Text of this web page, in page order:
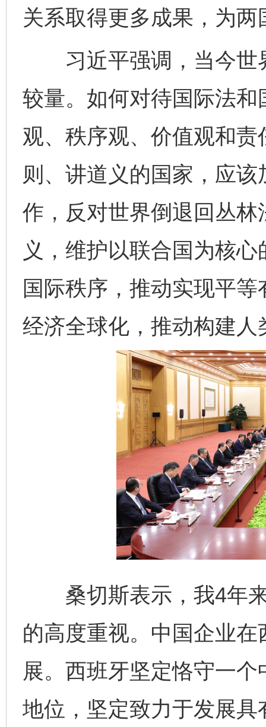
关系取得更多成果，为
习近平强调，当今世
较量。如何对待国际法
观、秩序观、价值观和
则、讲道义的国家，应
作，反对世界倒退回丛
义，维护以联合国为核
国际秩序，推动实现平
经济全球化，推动构建人
桑切斯表示，我4年来
的高度重视。中国企业
展。西班牙坚定恪守一
地位，坚定致力于发展